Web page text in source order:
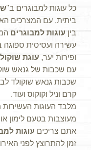
כל עוגות למבוגרים ב"
ביתית, עם המצרכים
בין עוגות למבוגרים
עשירה ועסיסית ספוגה
ופירות יער, עוגת
עם שכבות של גנאש
שכבות גנאש שוקולד
קרם וניל וקוקוס ועוד.
מלבד העוגות העשירות
מעוצבות בטעם לימון
אתם צריכים עוגות
זמן להתרוצץ לפני